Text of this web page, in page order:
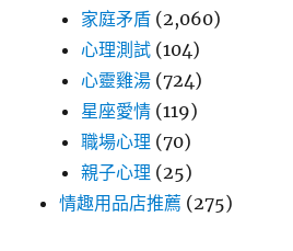
家庭矛盾 (2,060)
心理測試 (104)
心靈雞湯 (724)
星座愛情 (119)
職場心理 (70)
親子心理 (25)
情趣用品店推薦 (275)